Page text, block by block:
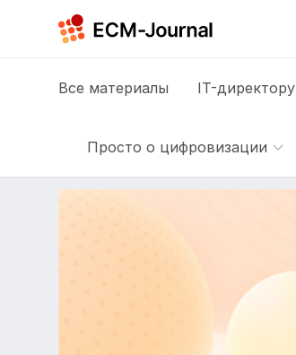
Все материалы IT-директору
Просто о цифровизации